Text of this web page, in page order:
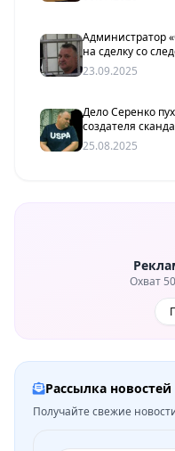
Администратор
на сделку со
23.09.2025
Дело Серенко
создателя
25.08.2025
Охват
Рассылка новостей
Получайте свежие